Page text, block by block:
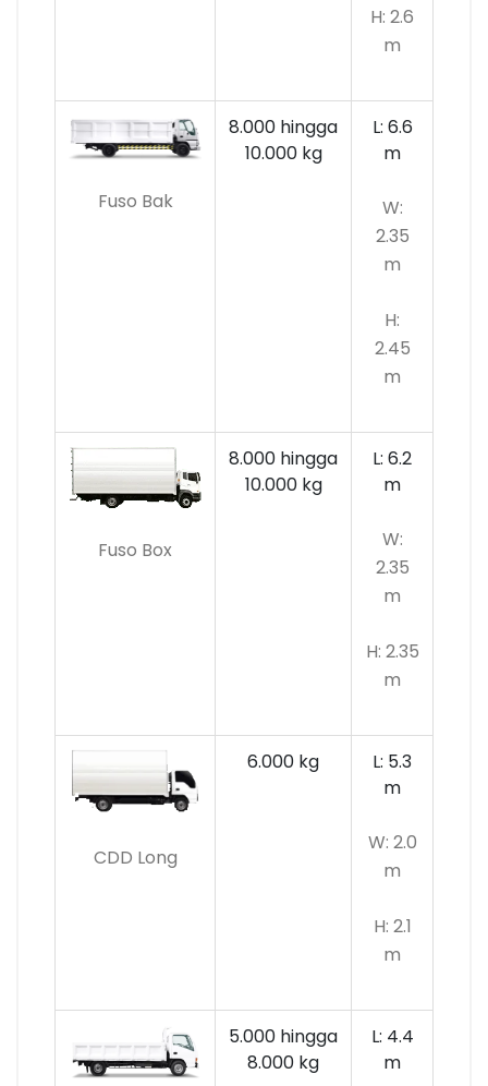
H: 2.6
m
Fuso Bak
8.000 hingga
10.000kg
L: 6.6
m
W:
2.35
m
H:
2.45
m
Fuso Box
8.000 hingga
10.000 kg
L: 6.2
m
W:
2.35
m
H: 2.35
m
CDD Long
6.000 kg
L: 5.3
m
W: 2.0
m
H: 2.1
m
5.000 hingga
8.000 kg
L: 4.4
m